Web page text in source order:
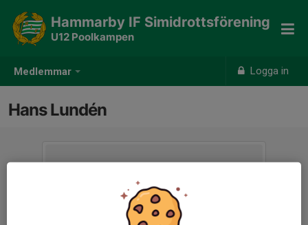
Medlemmar Logga in
Hammarby IF Simidrottsförening
U12 Poolkampen
Hans Lundén